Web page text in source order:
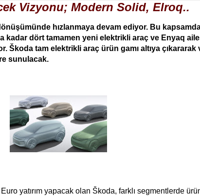
Vizyonu; Modern Solid, Elroq..
hızlanmaya devam ediyor. Bu
kadar dört tamamen yeni elektrikli araç ve Enyaq
Škoda tam elektrikli araç ürün gamı altıya çıkararak
sunulacak.
yatırım yapacak olan Škoda, farklı segmentlerde